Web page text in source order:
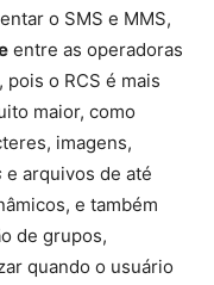
o SMS e MMS,
entre as operadoras
pois o RCS é mais
maior, como
imagens,
e arquivos de até
e também
de grupos,
quando o usuário